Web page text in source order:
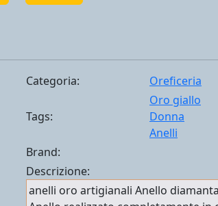
Categoria: Oreficeria
Tags:
Oro giallo
Donna
Anelli
Brand:
Descrizione:
anelli oro artigianali Anello